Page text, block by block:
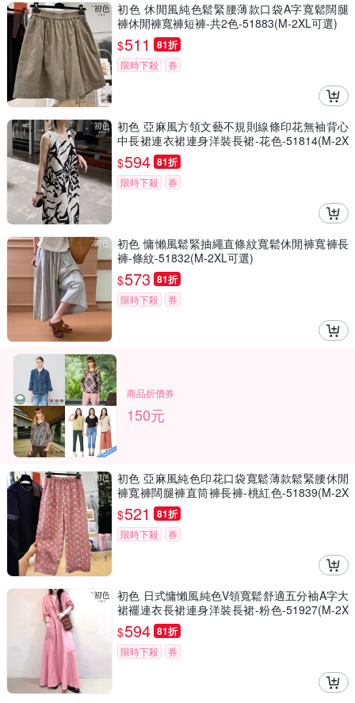
初色 休閒風純色鬆緊腰薄款口袋A字寬鬆闊腿
褲休閒褲寬褲短褲-共2色-51883(M-2XL可選)
$511 81折
限時下殺 券
初色 亞麻風方領文藝不規則線條印花無袖背心
中長裙連衣裙連身洋裝長裙-花色-51814(M-2X
L可選)
$594 81折
限時下殺 券
初色 慵懶風鬆緊抽繩直條紋寬鬆休閒褲寬褲長
褲-條紋-51832(M-2XL可選)
$573 81折
限時下殺 券
商品折價券
150元
初色 亞麻風純色印花口袋寬鬆薄款鬆緊腰休閒
褲寬褲闊腿褲直筒褲長褲-桃紅色-51839(M-2X
L可選)
$521 81折
限時下殺 券
初色 日式慵懶風純色V領寬鬆舒適五分袖A字大
裙襬連衣長裙連身洋裝長裙-粉色-51927(M-2X
L可選)
$594 81折
限時下殺 券